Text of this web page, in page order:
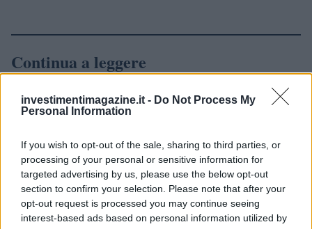
investimentimagazine.it - Do Not Process My
Personal Information
If you wish to opt-out of the sale, sharing to third parties, or
processing of your personal or sensitive information for
targeted advertising by us, please use the below opt-out
section to confirm your selection. Please note that after your
opt-out request is processed you may continue seeing
interest-based ads based on personal information utilized by
Continua a leggere
NEWS